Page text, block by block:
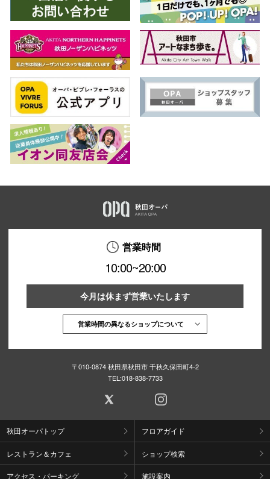
営業時間
10:00~20:00
今月は休まず営業いたします
営業時間の異なるショップについて
〒010-0874 秋田県秋田市 千秋久保田町4-2
TEL:018-838-7733
秋田オーパトップ フロアガイド
レストラン＆カフェ ショップ検索
アクセス・パーキング 施設案内